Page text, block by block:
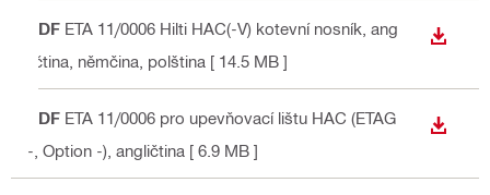
PDF ETA 11/0006 Hilti HAC(-V) kotevní nosník , ang
ličtina, němčina, polština [ 14.5 MB ]
PDF ETA 11/0006 pro upevňovací lištu HAC (ETAG
-, Option -) , angličtina [ 6.9 MB ]